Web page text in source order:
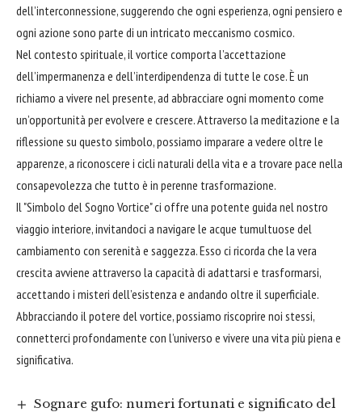
dell’interconnessione, suggerendo che ogni esperienza, ogni pensiero e
ogni azione sono parte di un intricato meccanismo cosmico.
Nel contesto spirituale, il vortice comporta l’accettazione
dell’impermanenza e dell’interdipendenza di tutte le cose. È un
richiamo a vivere nel presente, ad abbracciare ogni momento come
un’opportunità per evolvere e crescere. Attraverso la meditazione e la
riflessione su questo simbolo, possiamo imparare a vedere oltre le
apparenze, a riconoscere i cicli naturali della vita e a trovare pace nella
consapevolezza che tutto è in perenne trasformazione.
Il "Simbolo del Sogno Vortice" ci offre una potente guida nel nostro
viaggio interiore, invitandoci a navigare le acque tumultuose del
cambiamento con serenità e saggezza. Esso ci ricorda che la vera
crescita avviene attraverso la capacità di adattarsi e trasformarsi,
accettando i misteri dell’esistenza e andando oltre il superficiale.
Abbracciando il potere del vortice, possiamo riscoprire noi stessi,
connetterci profondamente con l’universo e vivere una vita più piena e
significativa.
Sognare gufo: numeri fortunati e significato del